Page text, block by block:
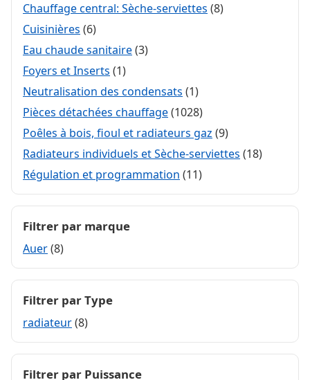
Chauffage central: Sèche-serviettes (8)
Cuisinières (6)
Eau chaude sanitaire(3)
Foyers et Inserts (1)
Neutralisation des condensats (1)
Pièces détachées chauffage(1028)
Poêles à bois, fioul et radiateurs gaz (9)
Radiateurs individuels et Sèche-serviettes (18)
Régulation et programmation (11)
Filtrer par marque
Auer(8)
Filtrer par Type
radiateur(8)
Filtrer par Puissance